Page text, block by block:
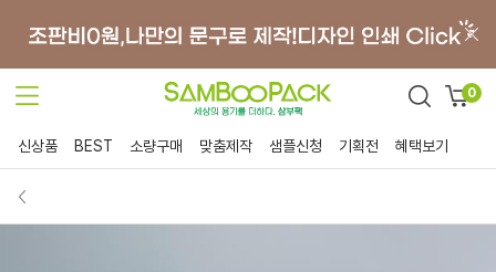
0
신상품 BEST 소량구매 맞춤제작 샘플신청 기획전 혜택보기